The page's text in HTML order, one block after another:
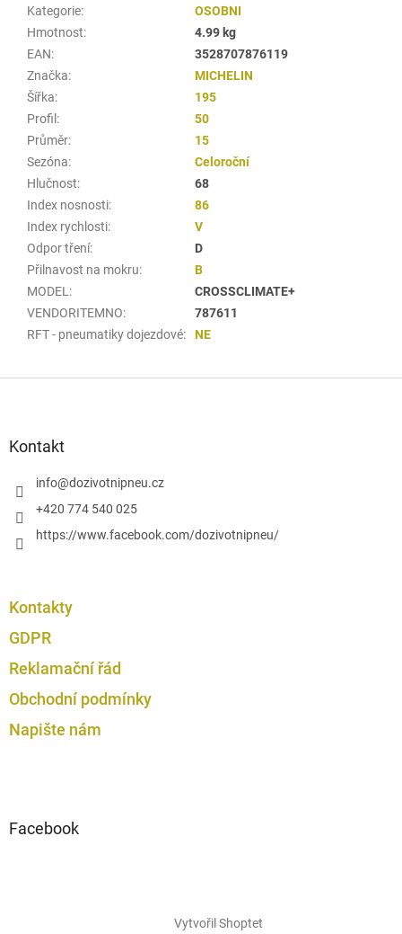
Kategorie:
OSOBNI
Hmotnost:
4.99 kg
EAN:
3528707876119
Značka:
MICHELIN
Šířka:
195
Profil :
50
Průměr:
15
Sezóna:
Celoroční
Hlučnost:
68
Index nosnosti:
86
Index rychlosti:
V
Odpor tření:
D
Přilnavost na mokru:
B
MODEL :
CROSSCLIMATE+
VENDORITEMNO:
787611
RFT - pneumatiky dojezdové: NE
Kontakt
info@dozivotnipneu.cz
+420 774 540 025
https://www.facebook.com/dozivotnipneu/
Kontakty
GDPR
Reklamační řád
Obchodní podmínky
Napište nám
Facebook
Vytvořil Shoptet